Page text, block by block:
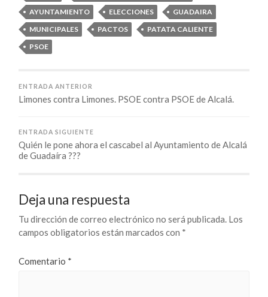
AYUNTAMIENTO
ELECCIONES
GUADAIRA
MUNICIPALES
PACTOS
PATATA CALIENTE
PSOE
ENTRADA ANTERIOR
Limones contra Limones. PSOE contra PSOE de Alcalá.
ENTRADA SIGUIENTE
Quién le pone ahora el cascabel al Ayuntamiento de Alcalá
de Guadaíra ???
Deja una respuesta
Tu dirección de correo electrónico no será publicada. Los
campos obligatorios están marcados con *
Comentario *